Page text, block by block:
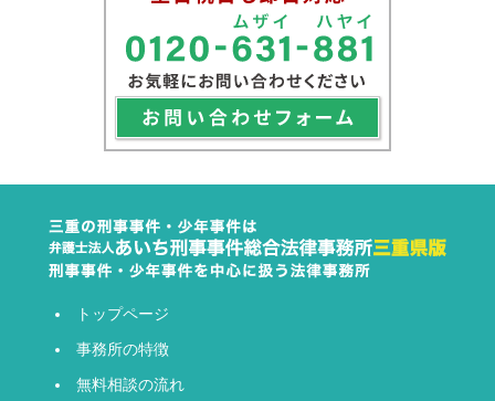
トップページ
事務所の特徴
無料相談の流れ